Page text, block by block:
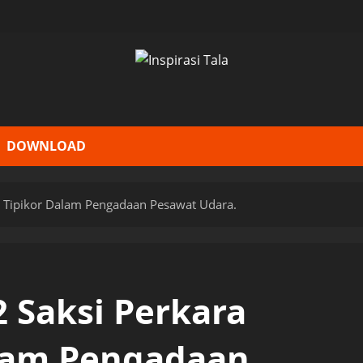
DOWNLOAD
Dalam Pengadaan Pesawat Udara.
Saksi Perkara